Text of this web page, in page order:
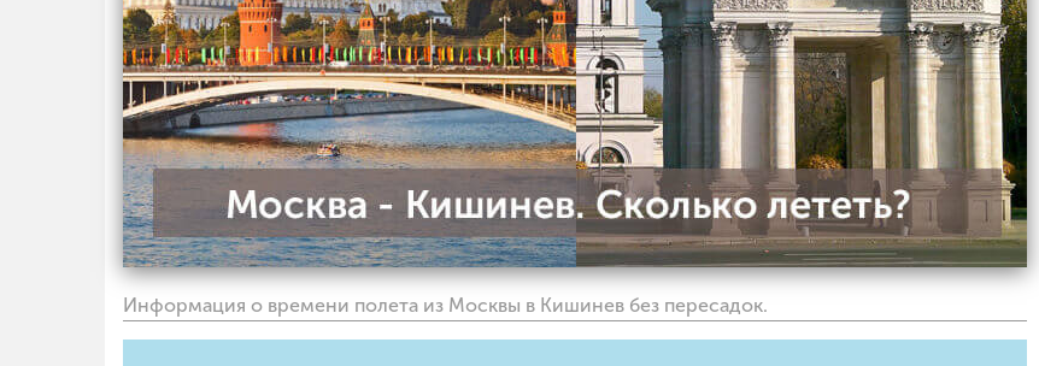
Информация о времени полета из Москвы в Кишинев без пересадок.